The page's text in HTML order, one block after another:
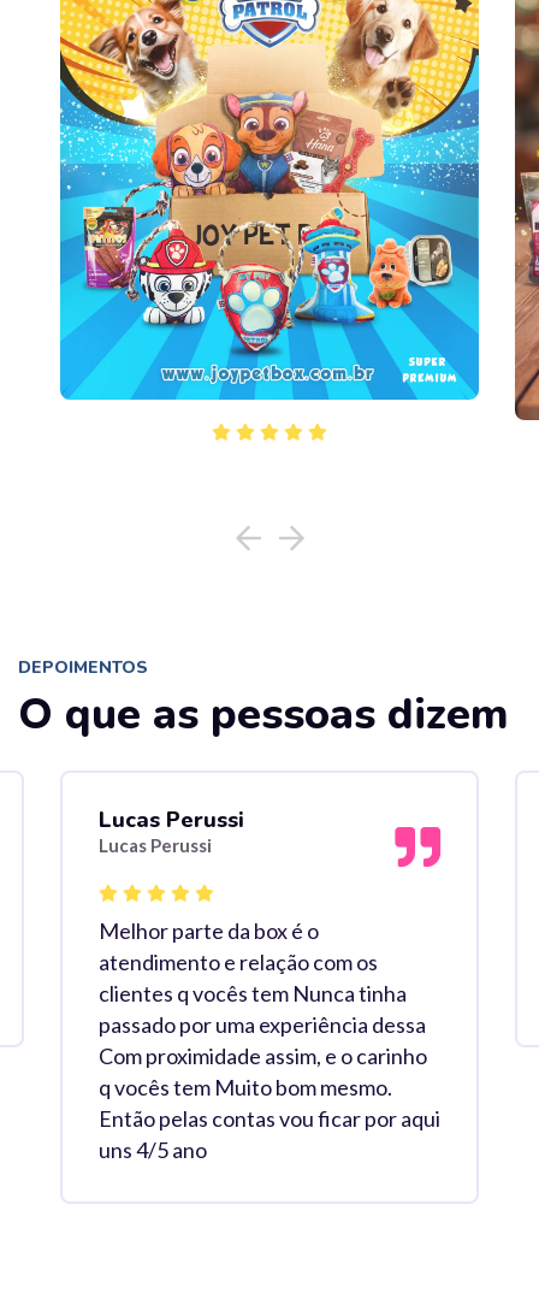
DEPOIMENTOS
O que as pessoas dizem
Lucas Perussi
Lucas Perussi
Melhor parte da box é o
atendimento e relação com os
clientes q vocês tem Nunca tinha
passado por uma experiência dessa
Com proximidade assim, e o carinho
q vocês tem Muito bom mesmo.
Então pelas contas vou ficar por aqui
uns 4/5 ano